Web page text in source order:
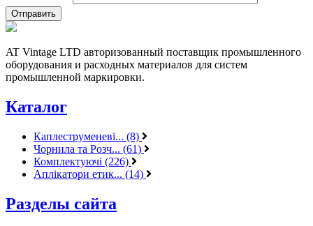
AT Vintage LTD авторизованный поставщик промышленного
оборудования и расходных материалов для систем
промышленной маркировки.
Каталог
Каплеструменеві... (8)
Чорнила та Розч... (61)
Комплектуючі (226)
Аплікатори етик... (14)
Разделы сайта